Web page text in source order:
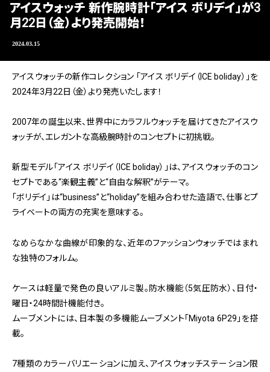
アイスウォッチ 新作腕時計「アイス ボリデイ」が3
月22日（金）より発売開始！
2024.03.15
アイスウォッチの新作コレクション 「アイス ボリデイ（ICE boliday）」を
2024年3月22日（金）より発売いたします！
2007年の誕生以来、世界中にカラフルウォッチを届けてきたアイスウ
ォッチが、エレガントな高級腕時計のコンセプトに初挑戦。
新型モデル「アイス ボリデイ（ICE boliday）」は、アイスウォッチのコン
セプトである“楽観主義”と“自由な解釈”がテーマ。
「ボリデイ」は“business”と“holiday”を組み合わせた造語で、仕事とプ
ライベートの両方の充実を意味する。
なめらなかな曲線が印象的な、近年のファッションウォッチではまれ
な独特のフォルム。
ケースは軽量で発色の良いアルミ製。防水機能（5気圧防水）、日付・
曜日・24時間計機能付き。
ムーブメントには、日本製の多機能ムーブメント「Miyota 6P29」を搭
載。
7種類のカラーバリエーションに加え、アイスウォッチステーション限